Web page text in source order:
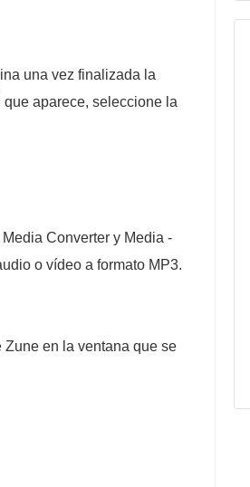
una vez finalizada la
aparece, seleccione la
Converter y Media -
o vídeo a formato MP3.
en la ventana que se